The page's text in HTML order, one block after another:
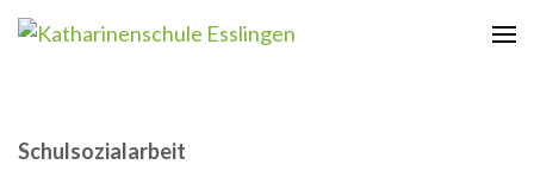
Zum
Inhalt
drücken)
Schulsozialarbeit